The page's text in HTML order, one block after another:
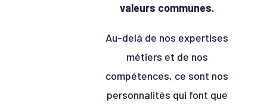
valeurs communes.
Au-delà de nos expertises
métiers et de nos
compétences, ce sont nos
personnalités qui font que